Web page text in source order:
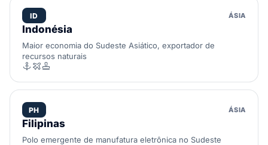
ID ÁSIA
Indonésia
Maior economia do Sudeste Asiático, exportador de
recursos naturais
PH ÁSIA
Filipinas
Polo emergente de manufatura eletrônica no Sudeste